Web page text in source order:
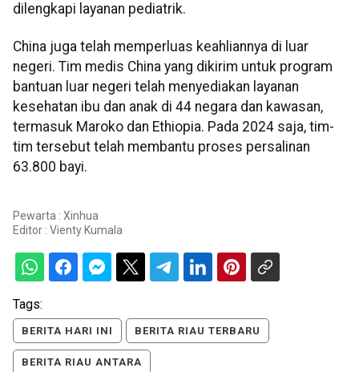
dilengkapi layanan pediatrik.
China juga telah memperluas keahliannya di luar
negeri. Tim medis China yang dikirim untuk program
bantuan luar negeri telah menyediakan layanan
kesehatan ibu dan anak di 44 negara dan kawasan,
termasuk Maroko dan Ethiopia. Pada 2024 saja, tim-
tim tersebut telah membantu proses persalinan
63.800 bayi.
Pewarta : Xinhua
Editor : Vienty Kumala
Tags:
BERITA HARI INI BERITA RIAU TERBARU
BERITA RIAU ANTARA